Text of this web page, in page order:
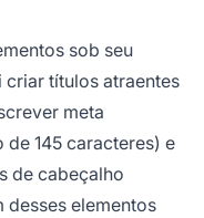
sob seu
títulos atraentes
meta
145 caracteres) e
de cabeçalho
desses elementos